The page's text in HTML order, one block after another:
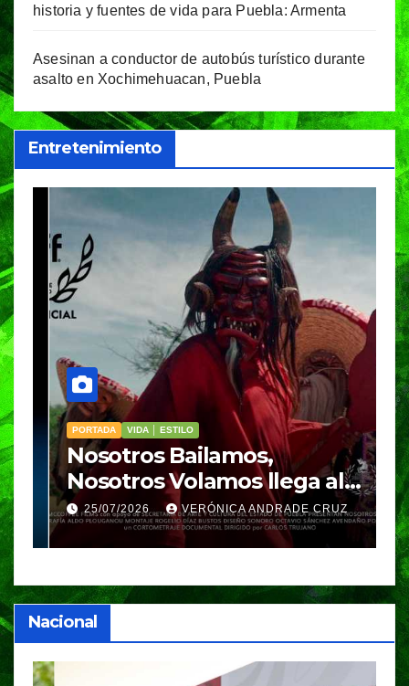
historia y fuentes de vida para Puebla: Armenta
Asesinan a conductor de autobús turístico durante
asalto en Xochimehuacan, Puebla
Entretenimiento
PORTADA VIDA │ ESTILO
Nosotros Bailamos,
Nosotros Volamos llega al
GIFF
25/07/2026 VERÓNICA ANDRADE CRUZ
Nacional